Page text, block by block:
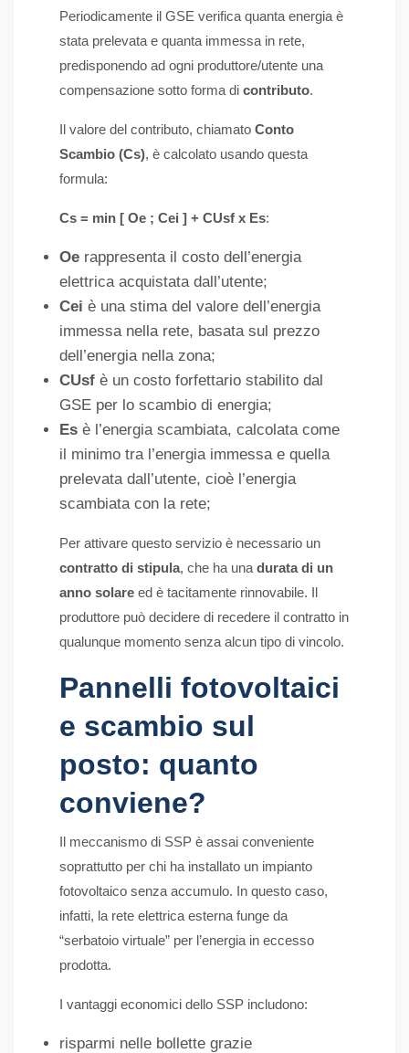
Periodicamente il GSE verifica quanta energia è
stata prelevata e quanta immessa in rete,
predisponendo ad ogni produttore/utente una
compensazione sotto forma di contributo.
Il valore del contributo, chiamato Conto
Scambio (Cs), è calcolato usando questa
formula:
Cs = min [ Oe ; Cei ] + CUsf x Es:
Oe rappresenta il costo dell’energia
elettrica acquistata dall’utente;
Cei è una stima del valore dell’energia
immessa nella rete, basata sul prezzo
dell’energia nella zona;
CUsf è un costo forfettario stabilito dal
GSE per lo scambio di energia;
Es è l’energia scambiata, calcolata come
il minimo tra l’energia immessa e quella
prelevata dall’utente, cioè l’energia
scambiata con la rete;
Per attivare questo servizio è necessario un
contratto di stipula, che ha una durata di un
anno solare ed è tacitamente rinnovabile. Il
produttore può decidere di recedere il contratto in
qualunque momento senza alcun tipo di vincolo.
Pannelli fotovoltaici
e scambio sul
posto: quanto
conviene?
Il meccanismo di SSP è assai conveniente
soprattutto per chi ha installato un impianto
fotovoltaico senza accumulo. In questo caso,
infatti, la rete elettrica esterna funge da
“serbatoio virtuale” per l’energia in eccesso
prodotta.
I vantaggi economici dello SSP includono:
risparmi nelle bollette grazie